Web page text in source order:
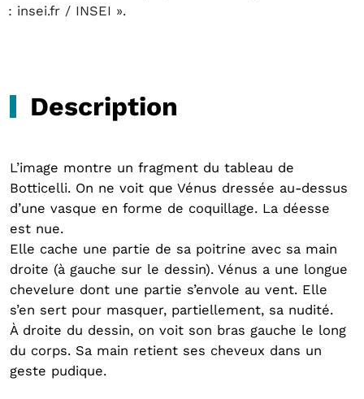
: insei.fr / INSEI ».
Description
L’image montre un fragment du tableau de
Botticelli. On ne voit que Vénus dressée au-dessus
d’une vasque en forme de coquillage. La déesse
est nue.
Elle cache une partie de sa poitrine avec sa main
droite (à gauche sur le dessin). Vénus a une longue
chevelure dont une partie s’envole au vent. Elle
s’en sert pour masquer, partiellement, sa nudité.
À droite du dessin, on voit son bras gauche le long
du corps. Sa main retient ses cheveux dans un
geste pudique.